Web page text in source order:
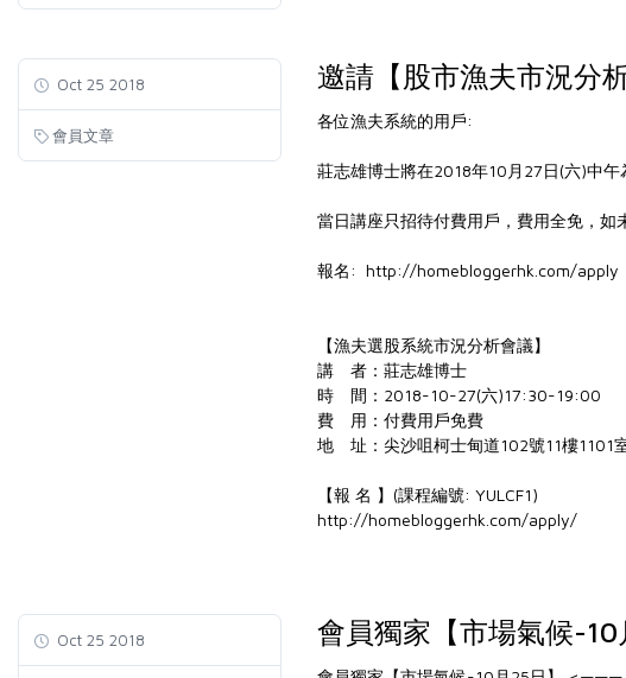
Oct 25 2018
會員文章
邀請【股市漁夫市況分
各位漁夫系統的用戶:
莊志雄博士將在2018年10月27日(六)中午
當日講座只招待付費用戶，費用全免，如
報名: http://homebloggerhk.com/apply
【漁夫選股系統市況分析會議】
講 者：莊志雄博士
時 間：2018-10-27(六)17:30-19:00
費 用：付費用戶免費
地 址：尖沙咀柯士甸道102號11樓1101
【報 名 】(課程編號: YULCF1)
http://homebloggerhk.com/apply/
Oct 25 2018 會員獨家【市場氣候-10